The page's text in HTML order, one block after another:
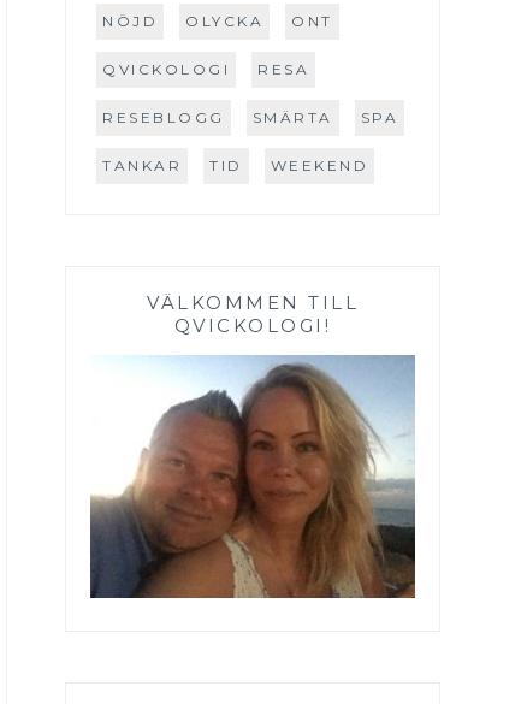
NÖJD OLYCKA ONT
QVICKOLOGI RESA
RESEBLOGG SMÄRTA SPA
TANKAR TID WEEKEND
VÄLKOMMEN TILL
QVICKOLOGI!